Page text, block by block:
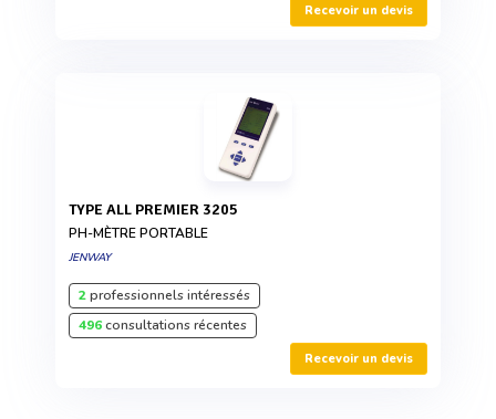
Recevoir un devis
TYPE ALL PREMIER 3205
PH-MÈTRE PORTABLE
JENWAY
2professionnels intéressés
496consultations récentes
Recevoir un devis